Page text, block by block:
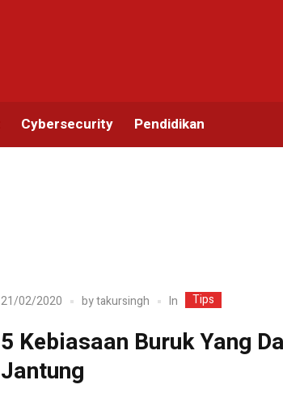
Cybersecurity Pendidikan
21/02/2020 bytakursingh In Tips
5 Kebiasaan Buruk Yang
Jantung